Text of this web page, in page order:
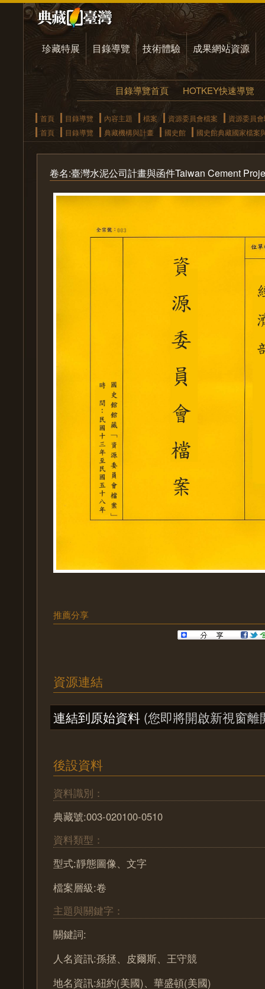
珍藏特展 目錄導覽 技術體驗 成果網站資源
目錄導覽首頁 HOTKEY快速導覽
首頁 目錄導覽 內容主題 檔案 資源委員會檔案
資源委員
首頁
目錄導覽 典藏機構與計畫 國史館 國史館典藏國家檔案
卷名:臺灣水泥公司計畫與函件Taiwan Cement
推薦分享
資源連結
連結到原始資料 (您即將開啟新視窗離
後設資料
資料識別：
典藏號:003-020100-0510
資料類型：
型式:靜態圖像、文字
檔案層級:卷
主題與關鍵字：
關鍵詞:
人名資訊:孫拯、皮爾斯、王守競
地名資訊:紐約(美國)、華盛頓(美國)